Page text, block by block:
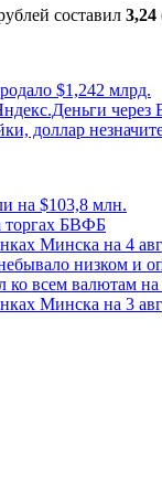
составил 3,24
$1,242 млрд.
доллар
на $103,8 млн.
торгах БВФБ
Минска на 4
низком и
ко всем валютам
Минска на 3